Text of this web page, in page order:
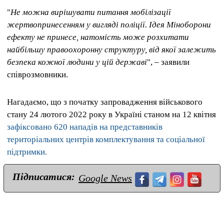
"Не можна вирішувати питання мобілізації
жертвопринесенням у вигляді поліції. Ідея Міноборони
ефекту не принесе, натомість може розхитати
найбільшу правоохоронну структуру, від якої залежить
безпека кожної людини у цій державі", – заявили
співрозмовники.
Нагадаємо, що з початку запровадження військового
стану 24 лютого 2022 року в Україні станом на 12 квітня
зафіксовано 620 нападів на представників
територіальних центрів комплектування та соціальної
підтримки.
Підписатися: Google News